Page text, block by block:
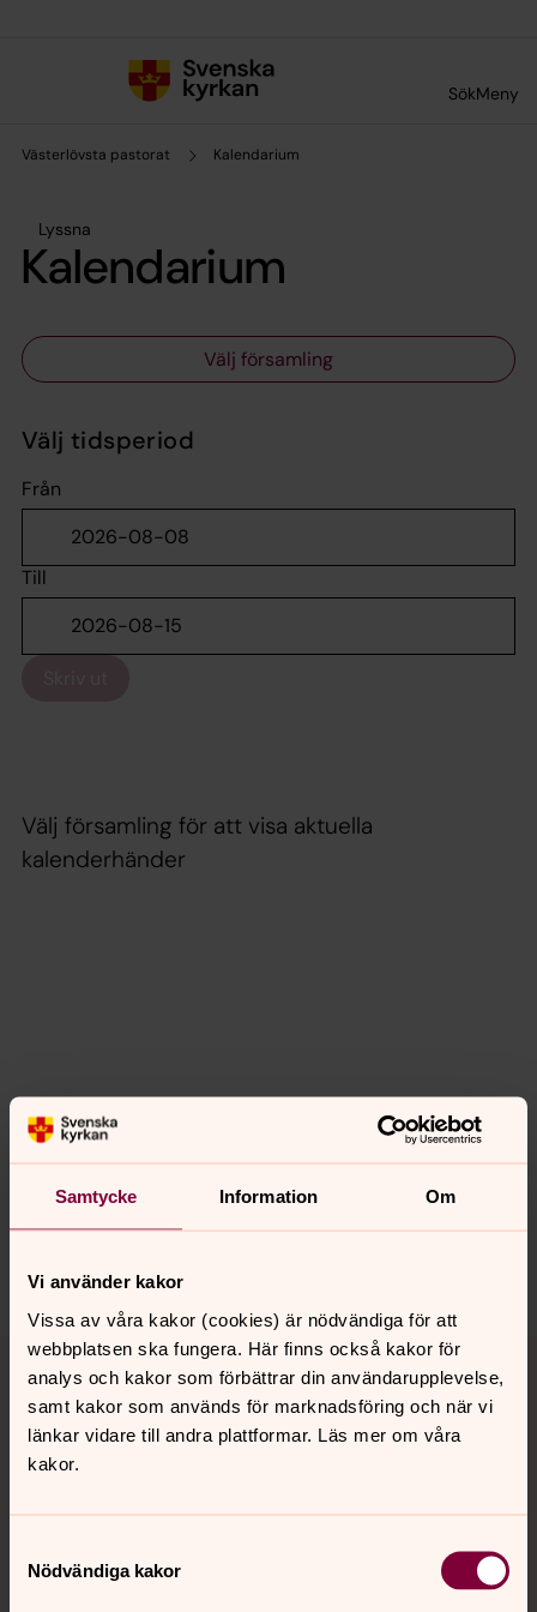
Samtycke Information Om
Vi använder kakor
Vissa av våra kakor (cookies) är nödvändiga för att
webbplatsen ska fungera. Här finns också kakor för
analys och kakor som förbättrar din användarupplevelse,
samt kakor som används för marknadsföring och när vi
länkar vidare till andra plattformar. Läs mer om våra
kakor.
Nödvändiga kakor
SökMeny
Västerlövsta pastorat Kalendarium
Lyssna
Kalendarium
Välj församling
Välj tidsperiod
Från
Till
Välj församling för att visa aktuella
kalenderhänder
Senast ändrad 18 februari 2020
Synpunkter eller frågor på sidans
innehåll?
vasterlovsta.pastorat@svenskakyrkan.se
Dela
Tillbaka till toppen
Tillbaka till innehållet
Kontakt
Kalender